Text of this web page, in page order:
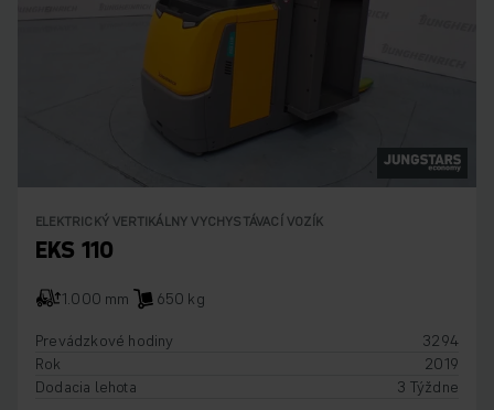
ELEKTRICKÝ VERTIKÁLNY VYCHYSTÁVACÍ VOZÍK
EKS 110
1.000 mm
650 kg
Prevádzkové hodiny
3294
Rok
2019
Dodacia lehota
3 Týždne